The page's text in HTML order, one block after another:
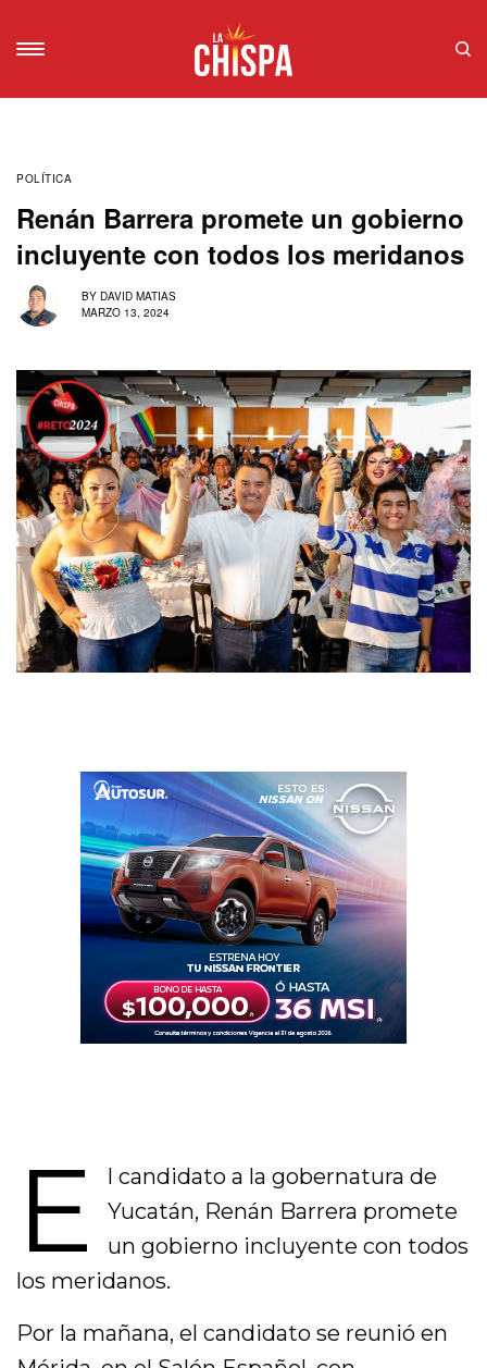
POLÍTICA
Renán Barrera promete un gobierno
incluyente con todos los meridanos
BY DAVID MATIAS
MARZO 13, 2024
E
l candidato a la gobernatura de
Yucatán, Renán Barrera promete
un gobierno incluyente con todos
los meridanos.
Por la mañana, el candidato se reunió en